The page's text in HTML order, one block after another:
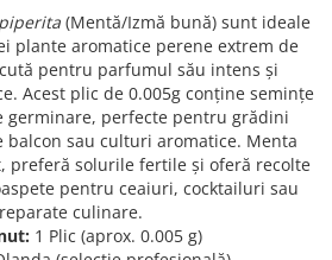
(Mentă/Izmă bună) sunt ideale
plante aromatice perene extrem de
pentru parfumul său intens și
Acest plic de 0.005g conține semințe
germinare, perfecte pentru grădini
sau culturi aromatice. Menta
preferă solurile fertile și oferă recolte
pentru ceaiuri, cocktailuri sau
culinare.
1 Plic (aprox. 0.005 g)